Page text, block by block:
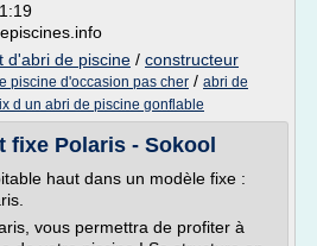
d'abri de piscine / constructeur
piscine d'occasion pas cher / abri de
d un abri de piscine gonflable
fixe Polaris - Sokool
haut dans un modèle fixe :
vous permettra de profiter à